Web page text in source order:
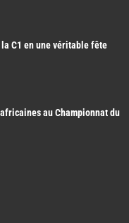
C1 en une véritable fête
au Championnat du